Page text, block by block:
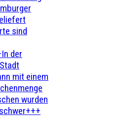
sind
der
mit einem
wurden